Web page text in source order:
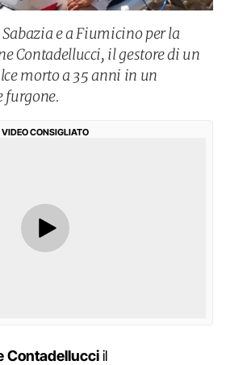
e a Fiumicino per la
Contadellucci, il gestore di un
morto a 35 anni in un
furgone.
VIDEO CONSIGLIATO
Contadellucciil